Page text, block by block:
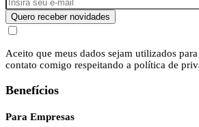
Quero receber novidades
Aceito que meus dados sejam utilizados
contato comigo respeitando a política de
Benefícios
Para Empresas